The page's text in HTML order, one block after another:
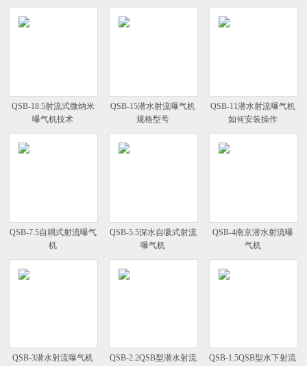
QSB-18.5射流式微纳米
曝气机技术
QSB-15潜水射流曝气机
规格型号
QSB-11潜水射流曝气机
如何安装操作
QSB-7.5自耦式射流曝气
机
QSB-5.5深水自吸式射流
曝气机
QSB-4南京潜水射流曝
气机
QSB-3潜水射流曝气机 QSB-2.2QSB型潜水射流 QSB-1.5QSB型水下射流